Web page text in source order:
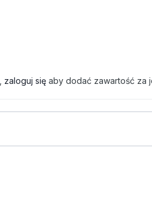
zaloguj się aby dodać zawartość za